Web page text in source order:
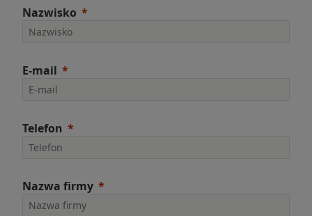
Nazwisko
E-mail
Telefon
Nazwa firmy